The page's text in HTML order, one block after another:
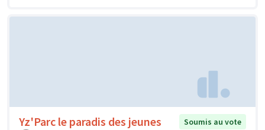
Yz'Parc le paradis des jeunes
Soumis au vote